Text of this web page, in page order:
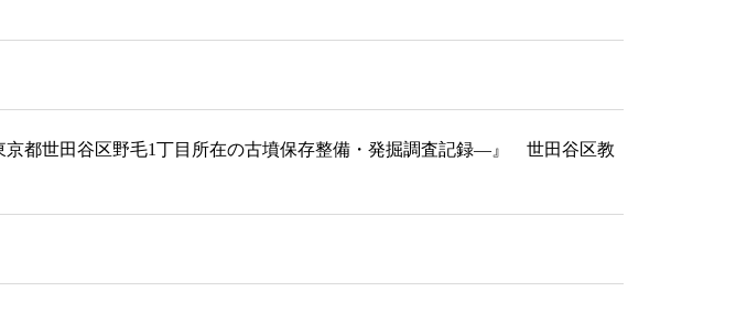
都世田谷区野毛1丁目所在の古墳保存整備・発掘調査記録―』 世田谷区教